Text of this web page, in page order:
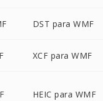
DST para WMF
XCF para WMF
HEIC para WMF